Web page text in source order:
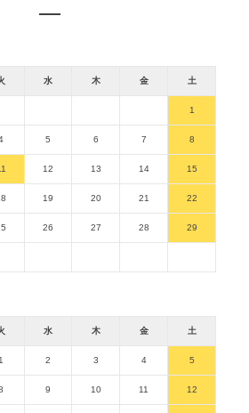
水 木 金 土
1
5 6 7 8
12 13 14 15
19 20 21 22
26 27 28 29
水 木 金 土
1 2 3 4 5
9 10 11 12